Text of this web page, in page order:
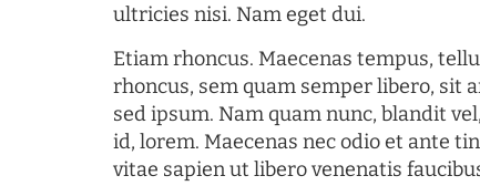
ultricies nisi. Nam eget dui.
Etiam rhoncus. Maecenas tempus,
rhoncus, sem quam semper libero, sit
sed ipsum. Nam quam nunc, blandit
id, lorem. Maecenas nec odio et ante
vitae sapien ut libero venenatis